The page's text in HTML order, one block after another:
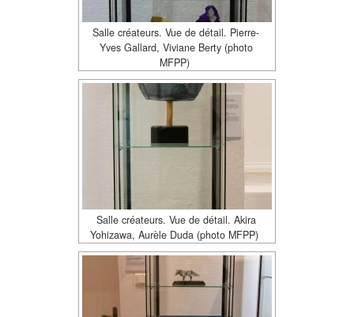
Salle créateurs. Vue de détail. Pierre-
Yves Gallard, Viviane Berty (photo
MFPP)
Salle créateurs. Vue de détail. Akira
Yohizawa, Aurèle Duda (photo MFPP)